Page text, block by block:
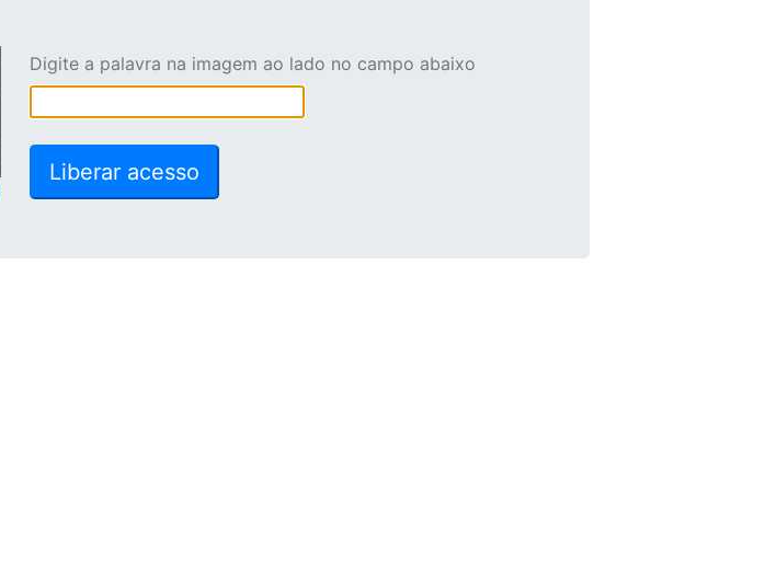
Digite a palavra na imagem ao lado no campo abaixo